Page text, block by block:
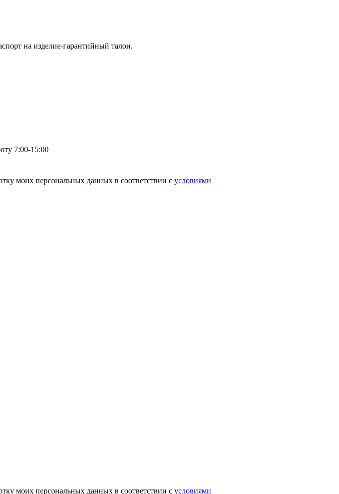
на изделие-гарантийный талон.
7:00-15:00
моих персональных данных в соответствии с условиями
моих персональных данных в соответствии с условиями